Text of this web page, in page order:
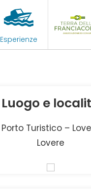
Esperienze
Luogo e
Porto Turistico –
Lovere